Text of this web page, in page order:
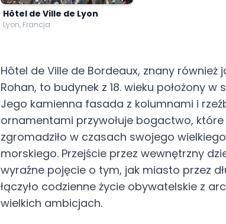
Hôtel de Ville de Lyon
Lyon, Francja
Hôtel de Ville de Bordeaux, znany również
Rohan, to budynek z 18. wieku położony w
Jego kamienna fasada z kolumnami i
ornamentami przywołuje bogactwo,
zgromadziło w czasach swojego
morskiego. Przejście przez wewnętrzny
wyraźne pojęcie o tym, jak miasto przez
łączyło codzienne życie obywatelskie z
wielkich ambicjach.